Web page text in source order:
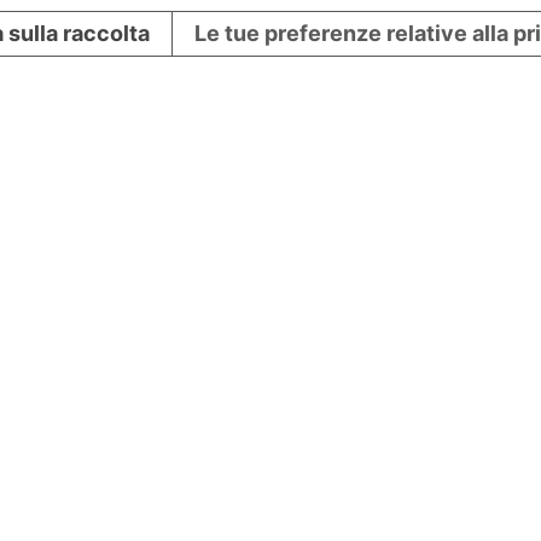
sulla raccolta Le tue preferenze relative alla